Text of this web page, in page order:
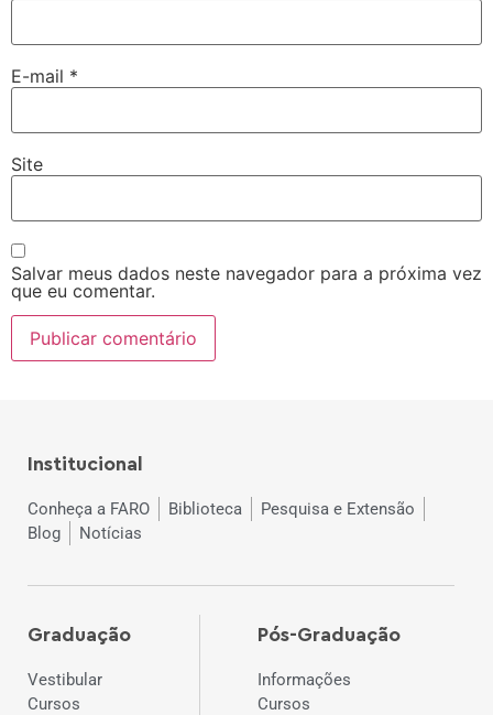
E-mail *
Site
Salvar meus dados neste navegador para a próxima vez
que eu comentar.
Institucional
Conheça a FARO Biblioteca
Pesquisa e Extensão
Blog
Notícias
Graduação
Vestibular
Cursos
Pós-Graduação
Informações
Cursos